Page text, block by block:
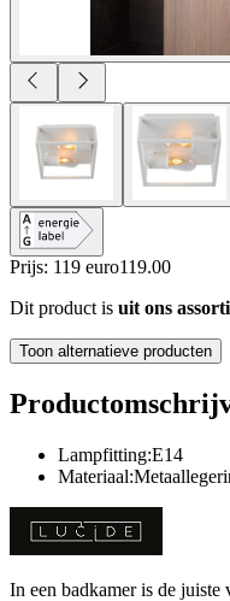
Prijs: 119 euro119.00
Dit product is uit ons
Toon alternatieve producten
Lampfitting:E14
In een badkamer is de